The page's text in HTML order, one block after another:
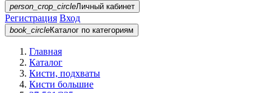
person_crop_circleЛичный кабинет
Регистрация Вход
book_circleКаталог по категориям
Главная
Каталог
Кисти, подхваты
Кисти большие